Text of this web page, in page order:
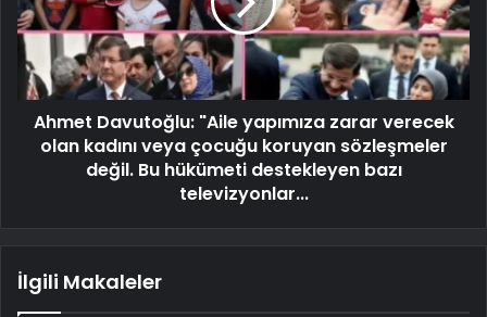
Ahmet Davutoğlu: "Aile yapımıza zarar verecek
olan kadını veya çocuğu koruyan sözleşmeler
değil. Bu hükümeti destekleyen bazı
televizyonlar...
İlgili Makaleler